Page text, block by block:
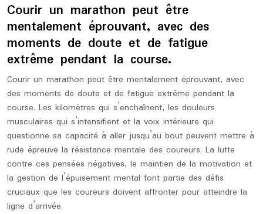
Courir un marathon peut être
mentalement éprouvant, avec des
moments de doute et de fatigue
extrême pendant la course.
Courir un marathon peut être mentalement éprouvant, avec
des moments de doute et de fatigue extrême pendant la
course. Les kilomètres qui s’enchaînent, les douleurs
musculaires qui s’intensifient et la voix intérieure qui
questionne sa capacité à aller jusqu’au bout peuvent mettre à
rude épreuve la résistance mentale des coureurs. La lutte
contre ces pensées négatives, le maintien de la motivation et
la gestion de l’épuisement mental font partie des défis
cruciaux que les coureurs doivent affronter pour atteindre la
ligne d’arrivée.